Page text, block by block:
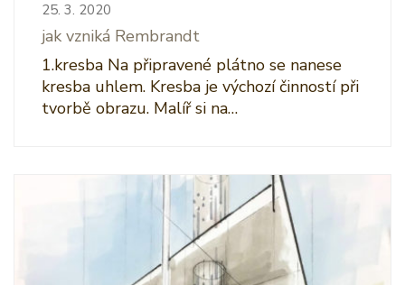
25. 3. 2020
jak vzniká Rembrandt
1.kresba Na připravené plátno se nanese
kresba uhlem. Kresba je výchozí činností při
tvorbě obrazu. Malíř si na…